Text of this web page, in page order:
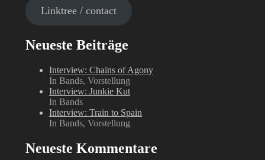
Linktree / contact
Neueste Beiträge
Interview: Chains of Agony
In Bands, Vorstellung
Interview: Junkie Kut
In Bands
Interview: Train to Spain
In Bands, Vorstellung
Neueste Kommentare